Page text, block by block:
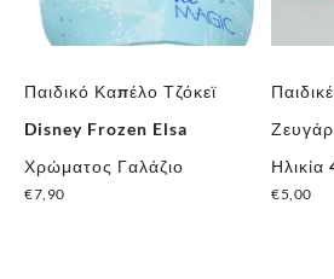
Παιδικό Καπέλο Τζόκεϊ
Disney Frozen Elsa
Χρώματος Γαλάζιο
€7,90
Ηλικία
€5,00